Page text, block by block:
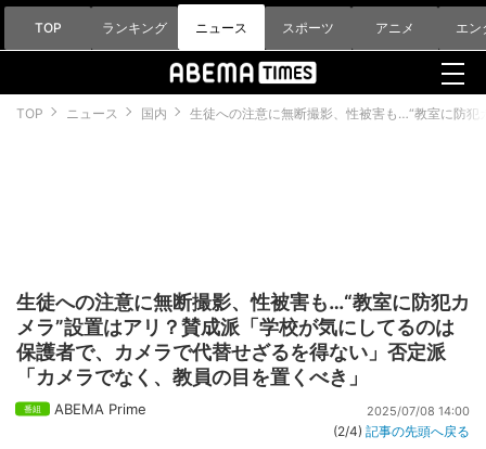
TOP ランキング ニュース スポーツ アニメ エン
TOP ニュース 国内 生徒への注意に無断撮影、性被害も…“教室に防
生徒への注意に無断撮影、性被害も…“教室に防犯カ
メラ”設置はアリ？賛成派「学校が気にしてるのは
保護者で、カメラで代替せざるを得ない」否定派
「カメラでなく、教員の目を置くべき」
ABEMA Prime 2025/07/08 14:00
(2/4) 記事の先頭へ戻る